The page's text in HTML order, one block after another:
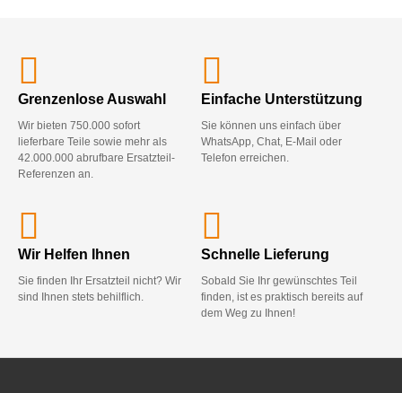
Grenzenlose Auswahl
Wir bieten 750.000 sofort
lieferbare Teile sowie mehr als
42.000.000 abrufbare Ersatzteil-
Referenzen an.
Einfache Unterstützung
Sie können uns einfach über
WhatsApp, Chat, E-Mail oder
Telefon erreichen.
Wir Helfen Ihnen
Sie finden Ihr Ersatzteil nicht? Wir
sind Ihnen stets behilflich.
Schnelle Lieferung
Sobald Sie Ihr gewünschtes Teil
finden, ist es praktisch bereits auf
dem Weg zu Ihnen!